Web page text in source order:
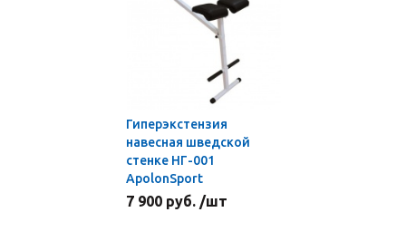
Гиперэкстензия
навесная шведской
стенке НГ-001
ApolonSport
7 900 руб. /шт